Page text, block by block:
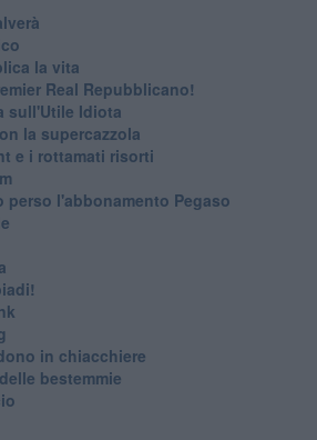
la vita
Real Repubblicano!
sull'Utile Idiota
la supercazzola
e i rottamati risorti
perso l'abbonamento Pegaso
in chiacchiere
bestemmie